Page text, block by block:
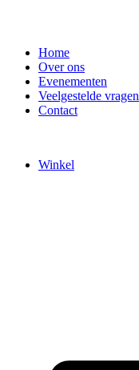
Home
Over ons
Evenementen
Veelgestelde vragen
Contact
Winkel